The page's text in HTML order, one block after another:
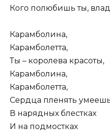
Кого полюбишь ты,
Карамболина,
Карамболетта,
Ты – королева красоты,
Карамболина,
Карамболетта,
Сердца пленять умеешь
В нарядных блестках
И на подмостках